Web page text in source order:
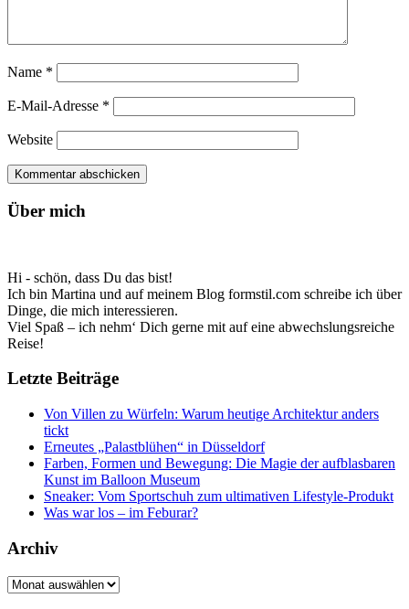
Name *
E-Mail-Adresse *
Website
Über mich
Hi - schön, dass Du das bist!
Ich bin Martina und auf meinem Blog formstil.com schreibe ich über
Dinge, die mich interessieren.
Viel Spaß – ich nehm‘ Dich gerne mit auf eine abwechslungsreiche
Reise!
Letzte Beiträge
Von Villen zu Würfeln: Warum heutige Architektur anders
tickt
Erneutes „Palastblühen“ in Düsseldorf
Farben, Formen und Bewegung: Die Magie der aufblasbaren
Kunst im Balloon Museum
Sneaker: Vom Sportschuh zum ultimativen Lifestyle-Produkt
Was war los – im Feburar?
Archiv
Archiv